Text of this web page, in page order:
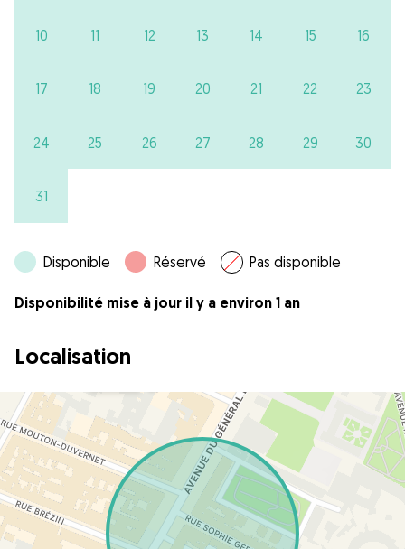
10 11 12 13 14 15 16
17 18 19 20 21 22 23
24 25 26 27 28 29 30
31
Disponible Réservé Pas disponible
Disponibilité mise à jour il y a environ 1 an
Localisation